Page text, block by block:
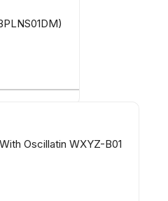
Oscillatin WXYZ-B01